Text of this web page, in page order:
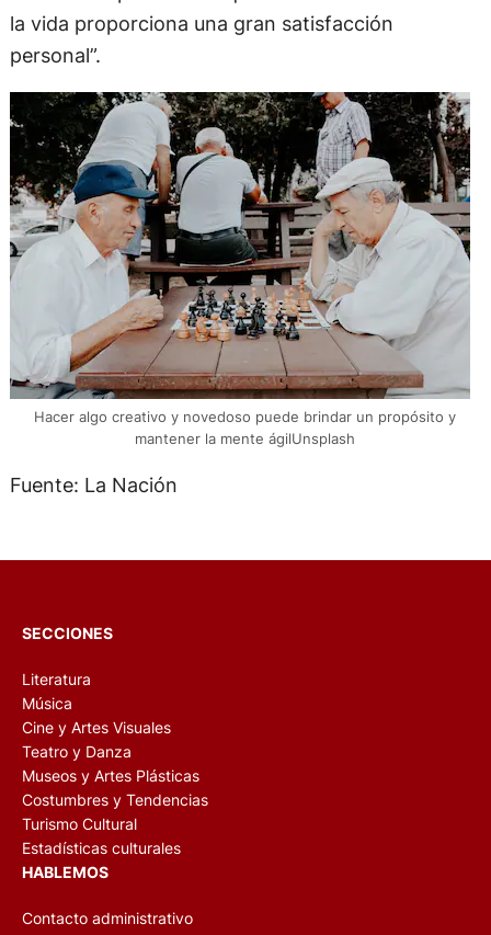
la vida proporciona una gran satisfacción
personal”.
Hacer algo creativo y novedoso puede brindar un propósito y
mantener la mente ágilUnsplash
Fuente: La Nación
SECCIONES
Literatura
Música
Cine y Artes Visuales
Teatro y Danza
Museos y Artes Plásticas
Costumbres y Tendencias
Turismo Cultural
Estadísticas culturales
HABLEMOS
Contacto administrativo